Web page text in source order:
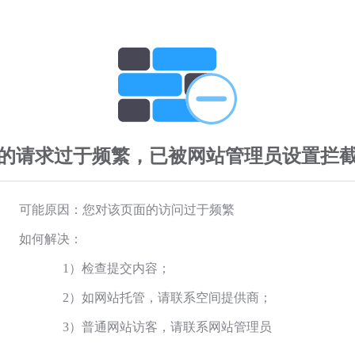
请求过于频繁，已被网站管理员设置拦
可能原因：您对该页面的访问过于频繁
如何解决：
1）检查提交内容；
2）如网站托管，请联系空间提供商；
3）普通网站访客，请联系网站管理员